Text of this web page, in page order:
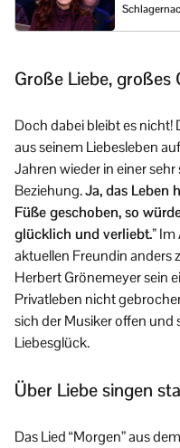
Große Liebe, großes
Doch dabei bleibt es
aus seinem Liebesleben
Jahren wieder in einer
Beziehung.Ja, das Leben
Füße geschoben, so
glücklich und verliebt.”Im
aktuellen Freundin anders
Herbert Grönemeyer sein
Privatleben nicht
sich der Musiker offen
Liebesglück.
Über Liebe singen
Das Lied “Morgen” aus